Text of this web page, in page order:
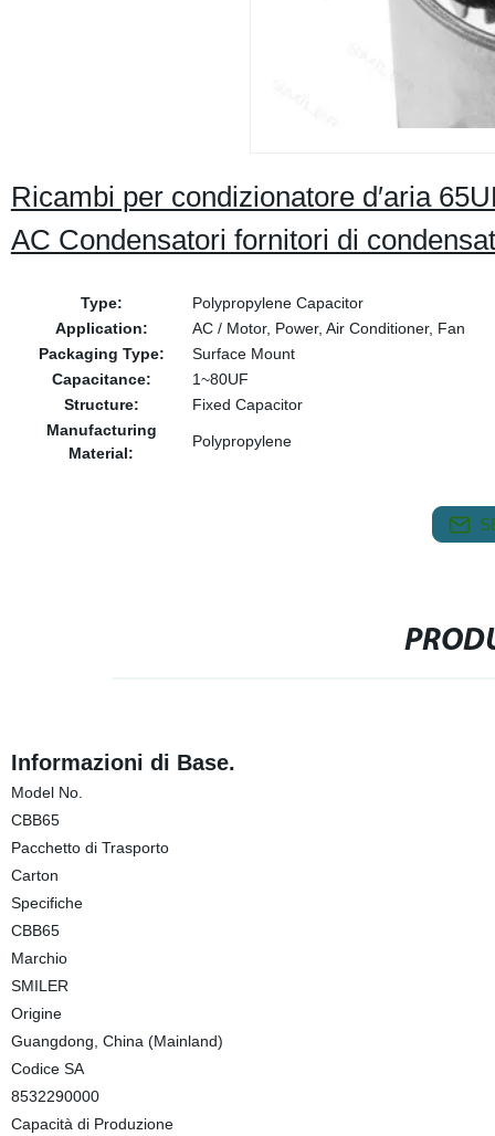
Ricambi per condizionatore d′aria
AC Condensatori fornitori di
Type:
Polypropylene Capacitor
Application:
AC / Motor, Power, Air Conditioner, Fan
Packaging Type:
Surface Mount
Capacitance:
1~80UF
Structure:
Fixed Capacitor
Manufacturing
Material:
Polypropylene
Informazioni di Base.
Model No.
CBB65
Pacchetto di Trasporto
Carton
Specifiche
CBB65
Marchio
SMILER
Origine
Guangdong, China (Mainland)
Codice SA
8532290000
Capacità di Produzione